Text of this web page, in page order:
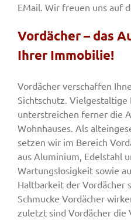
EMail. Wir freuen uns auf
Vordächer – das
Ihrer Immobilie!
Vordächer verschaffen
Sichtschutz. Vielgestaltige
unterstreichen ferner die
Wohnhauses. Als
setzen wir im Bereich
aus Aluminium, Edelstahl
Wartungslosigkeit sowie
Haltbarkeit der Vordächer
Schmucke Vordächer
zuletzt sind Vordächer die